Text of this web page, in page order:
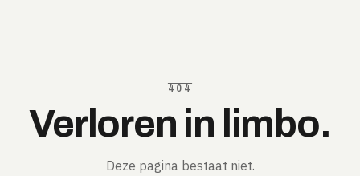
404
Verloren in limbo.
Deze pagina bestaat niet.